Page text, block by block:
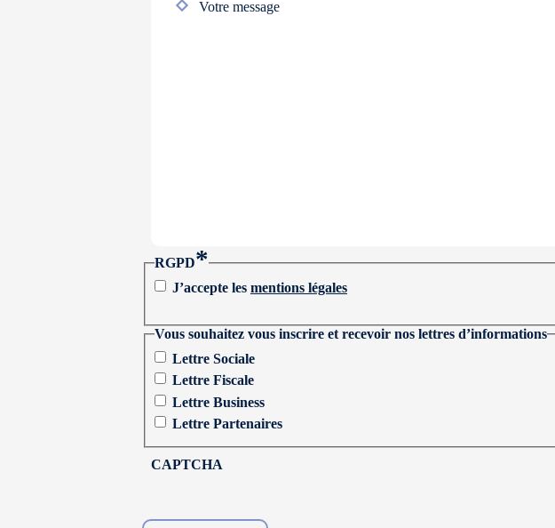
RGPD*
J’accepte les mentions légales
Vous souhaitez vous inscrire et recevoir nos lettres d’informations
Lettre Sociale
Lettre Fiscale
Lettre Business
Lettre Partenaires
CAPTCHA